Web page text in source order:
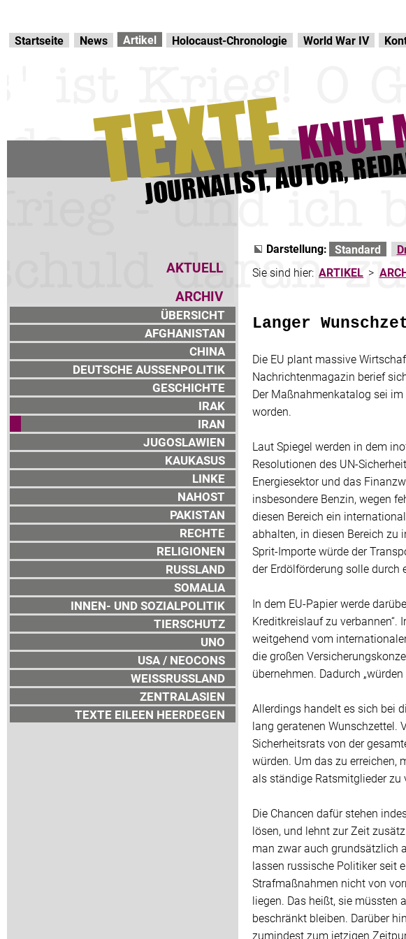
Startseite
News Artikel Holocaust-Chronologie World War IV
AKTUELL
ARCHIV
ÜBERSICHT
AFGHANISTAN
CHINA
DEUTSCHE AUSSENPOLITIK
GESCHICHTE
IRAK
IRAN
JUGOSLAWIEN
KAUKASUS
LINKE
NAHOST
PAKISTAN
RECHTE
RELIGIONEN
RUSSLAND
SOMALIA
INNEN- UND SOZIALPOLITIK
TIERSCHUTZ
UNO
USA / NEOCONS
WEISSRUSSLAND
ZENTRALASIEN
TEXTE EILEEN HEERDEGEN
Darstellung: Standard
Sie sind hier: ARTIKEL >
Langer
Die EU plant massive
Nachrichtenmagazin berief
Der Maßnahmenkatalog sei
worden.
Laut Spiegel werden in dem
Resolutionen des UN-
Energiesektor und das
insbesondere Benzin, wegen
diesen Bereich ein
abhalten, in diesen Bereich zu
Sprit-Importe würde der
der Erdölförderung solle durch
In dem EU-Papier werde
Kreditkreislauf zu
weitgehend vom
die großen
übernehmen. Dadurch
Allerdings handelt es sich bei
lang geratenen Wunschzettel.
Sicherheitsrats von der
würden. Um das zu erreichen,
als ständige Ratsmitglieder zu
Die Chancen dafür stehen
lösen, und lehnt zur Zeit
man zwar auch grundsätzlich
lassen russische Politiker seit
Strafmaßnahmen nicht von
liegen. Das heißt, sie müssten
beschränkt bleiben. Darüber
zumindest zum jetzigen